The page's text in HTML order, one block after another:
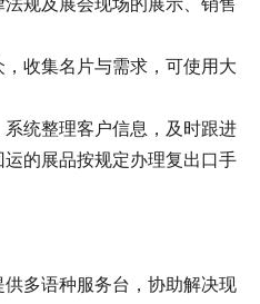
收集名片与需求，可使用大
统整理客户信息，及时跟进
的展品按规定办理复出口手
多语种服务台，协助解决现